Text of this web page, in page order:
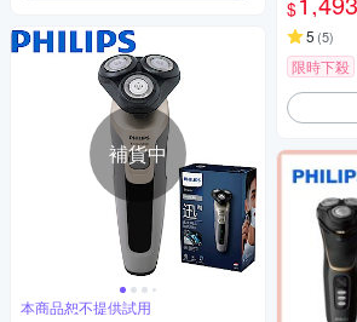
補貨中
本商品恕不提供試用
$
5 (5)
限時下殺